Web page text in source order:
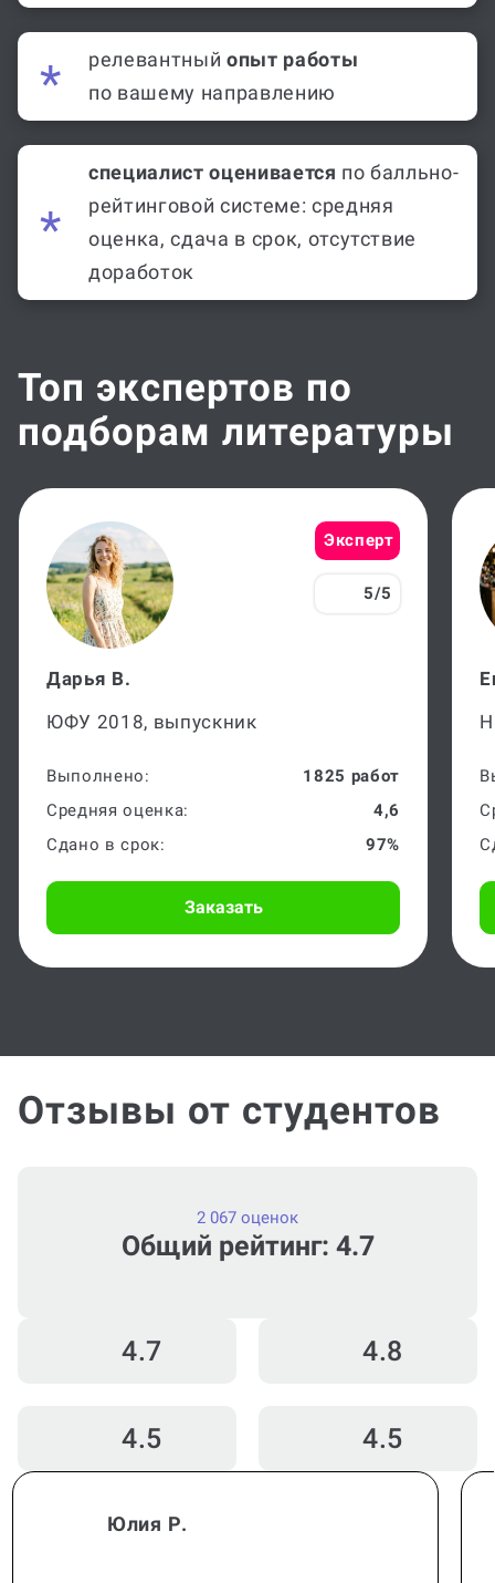
релевантный опыт работы
по вашему направлению
специалист оценивается по балльно-
рейтинговой системе: средняя
оценка, сдача в срок, отсутствие
доработок
Топ экспертов по
подборам литературы
Эксперт
5/5
Дарья В.
ЮФУ 2018, выпускник
Выполнено:
1825 работ
Средняя оценка:
4,6
Сдано в срок:
97%
Заказать
Отзывы от студентов
Общий рейтинг: 4.7
2 067 оценок
4.7 4.8
4.5 4.5
Юлия Р.